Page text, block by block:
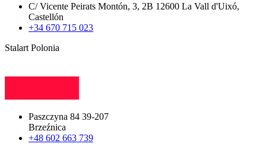
C/ Vicente Peirats Montón, 3, 2B 12600 La Vall d'Uixó,
Castellón
+34 670 715 023
Stalart Polonia
Paszczyna 84 39-207
Brzeźnica
+48 602 663 739